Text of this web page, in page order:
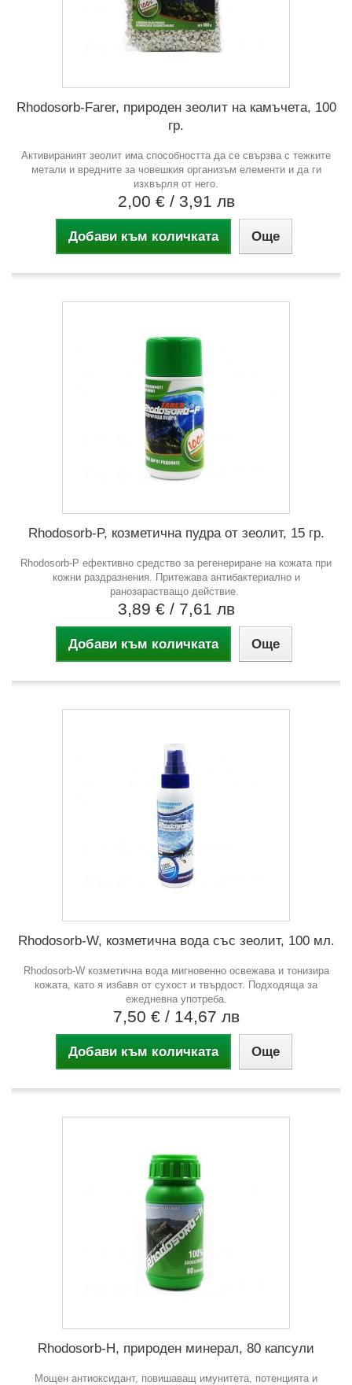
Rhodosorb-Farer, природен зеолит на камъчета, 100
гр.
Активираният зеолит има способността да се свързва с тежките
метали и вредните за човешкия организъм елементи и да ги
изхвърля от него.
2,00 € / 3,91 лв
Добави към количката Още
Rhodosorb-P, козметична пудра от зеолит, 15 гр.
Rhodosorb-P ефективно средство за регенериране на кожата при
кожни раздразнения. Притежава антибактериално и
ранозарастващо действие.
3,89 € / 7,61 лв
Добави към количката Още
Rhodosorb-W, козметична вода със зеолит, 100 мл.
Rhodosorb-W козметична вода мигновенно освежава и тонизира
кожата, като я избавя от сухост и твърдост. Подходяща за
ежедневна употреба.
7,50 € / 14,67 лв
Добави към количката Още
Rhodosorb-H, природен минерал, 80 капсули
Mощен антиоксидант, повишаващ имунитета, потенцията и